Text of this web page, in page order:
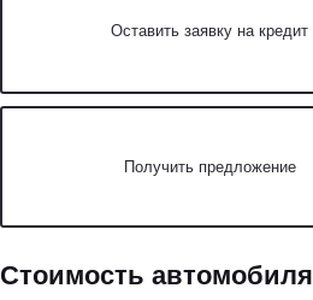
Оставить заявку на кредит
Получить предложение
Стоимость автомобиля